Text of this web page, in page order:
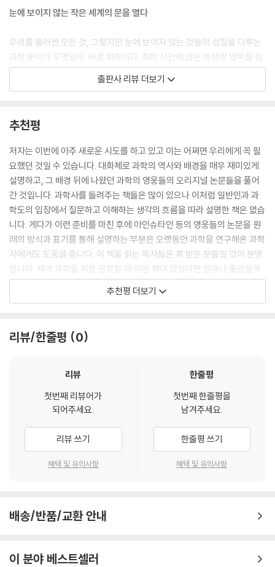
가 서로 가까이에서 함께 인생을 보낼 수 있다면 얼마나 좋을까요.” -189
--- p.105
라듐이 인체에 악영향을 끼친다는 것이 본격적으로 사회에 알려진 때는 1
925년 시계의 도장 공장에서 일어난 라듐 소녀들 사건부터였다. (...) 젊은
여성들로 구성된 도장공들이 차례차례 암에 걸리는 사건이 일어났다. ‘라
이 주목받게 되었다.
제대로 된 연구를 위해서는 라듐 1그램이 절실했지만, 라듐이 희귀하고 너
무 비싸서 고액의 연구비가 없으면 구입할 수가 없었다. 마리 퀴리는 라듐
연구소의 연구비를 확보하기 위해 백방으로 뛰었다. (...) 딸들과 함께 미국
으로 여행한 마리 퀴리는 1921년 5월과 6월 내내 그곳에서 특별한 환영을
받았다. 당시 미국 대통령 워런 하딩은 5월 20일 백악관에서 열린 공식 행
사에서 그녀에게 황금 열쇠를 선물했다. 마리 퀴리는 그 열쇠로 상자를 열
었고 거기에는 1그램의 라듐이 들어 있었다.
--- pp.130~131
화학양: 제2차 세계대전과 핵분열이 무슨 관계가 있죠?
폭탄)이거든. 이 가공할 위력을 가진 무기를 독일이 먼저 만든다면 세계가
나치 독일의 휘하에 들어갈 수 있다는 위기감이 고조되었던 거지.
원자로는 연쇄 핵분열이 천천히 일어나도록 조절하면서 필요한 만큼의 에
너지를 안전하게 뽑아 쓸 수 있게 만든 장치를 말한다. 원자로의 ‘로(爐)’라
발전의 보일러와 같은 역할을 한다. 연료를 넣어 난로에 불을 피우면 열이
발생하듯이, 원자로는 핵연료를 넣어 연쇄 핵분열을 일으키게 하는 장치이
다. 핵연료로 쓰이는 것은 주로 농축 우라늄이다.
눈에 보이지 않는 작은 세계의 문을 열다
우리를 둘러싼 모든 것, 그렇지만 눈에 보이지 않는 것들의 성질을 다루는
과학 분야가 무엇일까. 바로 화학이다. 화학 시간에 많은 학생의 발목을 잡
는 것이 바로 ‘주기율표’다. “수헬리베붕탄질산플네…” 열심히 외워 보지
만 돌아서면 잊어버리기 일쑤. 몇 해 전 주기율표의 7번째 가로줄, 즉 7주
사연들이 담겨 있다. 이 책에서는 주기율표가 완성되기까지 새롭게 발견된
원소에 관한 에피소드를 이야기한다. 퀴리 부부가 발견한 88번 원소 라듐
(Ra)은 강력한 빛을 내는 원소로 인기를 끌었지만, 뒤늦게 알려진 방사능
의 유해성으로 많은 피해가 발생했다. 베크렐에 의해 방사선을 내는 것으
로 발견된 92번 원소 우라늄(U)은 후에 핵분열, 원자폭탄, 원자력 발전까
지 이어졌다. 55번 원소 세슘(Cs)은 후쿠시마 원전 사고가 일어난 지 10
년이 훌쩍 지난 지금도 원전 오염수의 해상 방류 이슈 때문에 우리에게 공
포로 다가온다. 생활과 가까운 듯 멀게 느껴지는 ‘방사선’ 그리고 ‘원소’. 이
책에서는 특별히 미시 세계 탐구의 문을 연 마리 퀴리의 방사능 원소 발견
(폴로늄과 라듐)을 중심으로 X선, 전자, 중성자, 주기율표, 핵분열에 이르
기까지 현대사에도 큰 영향을 미쳤던 과학의 중요한 연구들을 다룬다. 그
정수를 담은 논문을 중심으로 과학자들의 실험 과정을 따라가 보자.
대한 발견이 마냥 좋은 영향만 끼친 것은 아니다. 〈노벨상 수상자들의 오리
지널 논문으로 배우는 과학〉 시리즈의 두 번째 책인 『세상에서 가장 쉬운
과학 수업 방사선과 원소』에서는 특별히 과학사의 의미 있는 발견들의 명
과 암을 들여다본다. 인류에 공헌한 사람들에게 주는 노벨상을 제정한 알
프레드 노벨. 안전한 폭약을 만들기 위해 연구하던 그는 다이너마이트를
발명했다. 다이너마이트는 더 강력하면서도 안전한 폭약으로 광산 개발에
유용하게 쓰였지만, 동시에 전쟁의 무기로도 사용되었다.
여 방사선을 내는 물질들이 과학자들에 의해 발견되고 연구되었다. 방사선
으로도 엄청난 에너지를 만들어 낸다. 이것은 미국에 의해 먼저 원자폭탄
출판사 리뷰 더보기
추천평
저자는 이번에 아주 새로운 시도를 하고 있고 이는 어쩌면 우리에게 꼭 필
요했던 것일 수 있습니다. 대화체로 과학의 역사와 배경을 매우 재미있게
설명하고, 그 배경 뒤에 나왔던 과학의 영웅들의 오리지널 논문들을 풀어
간 것입니다. 과학사를 들려주는 책들은 많이 있으나 이처럼 일반인과 과
학도의 입장에서 질문하고 이해하는 생각의 흐름을 따라 설명한 책은 없습
니다. 게다가 이런 준비를 마친 후에 아인슈타인 등의 영웅들의 논문을 원
래의 방식과 표기를 통해 설명하는 부분은 오랫동안 과학을 연구해온 과학
자에게도 도움을 줍니다. 이 책을 읽는 독자들은 복 받은 분들일 것이 분명
합니다. 제가 과학을 처음 공부할 때 이런 책이 있었다면 얼마나 좋았을까
하는 생각이 듭니다. 정완상 교수는 이제 새로운 형태의 시리즈를 시작하
고 있습니다. 독보적인 필력과 독자에게 다가가는 그의 친밀성이 이 시리
2세기를 준비해야 하는 우리에게는 이런 붐이 꼭 있어야 하기 때문입니다.
『세상에서 가장 쉬운 과학 수업 방사선과 원소』는 X선, 전자, 방사능 원소,
중성자, 주기율표, 핵분열 등 화학과 물리학의 역사에서 굵직굵직한 발견
실험 과정까지도 흥미롭게 전개하는 것이 이 책의 장점입니다. 특별히 성
차별이 만연한 시기에 악조건을 극복하고 훌륭한 업적을 이룬 여성 과학자
들의 이야기가 눈에 띄었습니다. 노벨상을 수상하거나 그에 걸맞은 연구를
는 현실을 우리는 보아 왔고, 앞으로도 마주할 것입니다. 이 책이 미래를 이
- 고창섭 (충북대학교 총장/전기공학부 교수)
추천평 더보기
리뷰/한줄평 0
리뷰
첫번째 리뷰어가
되어주세요.
리뷰 쓰기
혜택 및 유의사항
한줄평
첫번째 한줄평을
남겨주세요.
한줄평 쓰기
혜택 및 유의사항
배송/반품/교환 안내
이 분야 베스트셀러